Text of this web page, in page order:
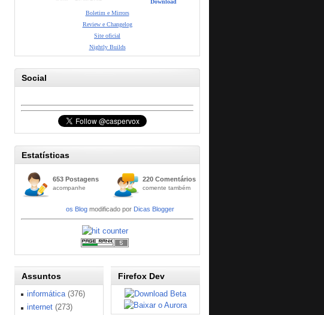
Download
Boletim e Mirrors
Review e Changelog
Site oficial
Nightly Builds
Social
Estatísticas
653 Postagens
acompanhe
220 Comentários
comente também
os Blogmodificado por Dicas Blogger
Assuntos
informática (376)
internet (273)
Firefox Dev